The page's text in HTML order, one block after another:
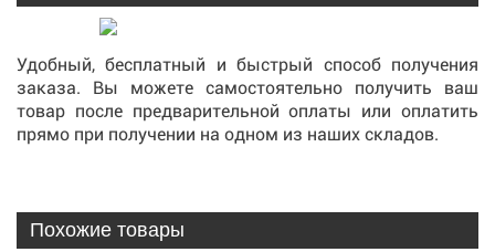
Удобный, бесплатный и быстрый способ получения
заказа. Вы можете самостоятельно получить ваш
товар после предварительной оплаты или оплатить
прямо при получении на одном из наших складов.
Похожие товары